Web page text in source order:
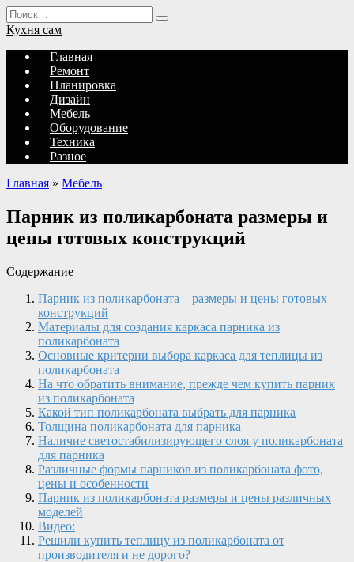
Перейти
к
содержанию
Search
for:
Кухня сам
Главная
Ремонт
Планировка
Дизайн
Мебель
Оборудование
Техника
Разное
Главная » Мебель
Парник из поликарбоната размеры и
цены готовых конструкций
Содержание
Парник из поликарбоната – размеры и цены готовых
конструкций
Материалы для создания каркаса парника из
поликарбоната
Основные критерии выбора каркаса для теплицы из
поликарбоната
На что обратить внимание, прежде чем купить парник
из поликарбоната
Какой тип поликарбоната выбрать для парника
Толщина поликарбоната для парника
Наличие светостабилизирующего слоя у поликарбоната
для парника
Различные формы парников из поликарбоната фото,
цены и особенности
Парник из поликарбоната размеры и цены различных
моделей
Видео:
Решили купить теплицу из поликарбоната от
производителя и не дорого?